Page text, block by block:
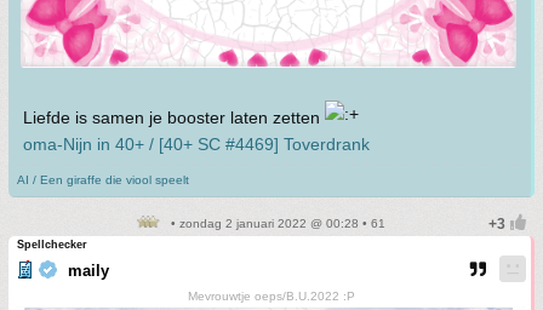
Liefde is samen je booster laten zetten
oma-Nijn in 40+ / [40+ SC #4469] Toverdrank
AI / Een giraffe die viool speelt
• zondag 2 januari 2022 @ 00:28 • 61
Spellchecker
maily
Mevrouwtje oeps/B.U.2022 :P